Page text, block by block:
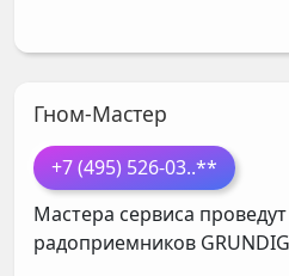
Гном-Мастер
+7 (495) 526-03..**
Мастера сервиса
радоприемников GRUNDIG